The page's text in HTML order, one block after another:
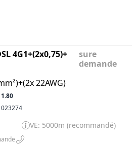
4G1+(2x0,75)+
22AWG)
sure
demande
VE: 5000m (recommandé)